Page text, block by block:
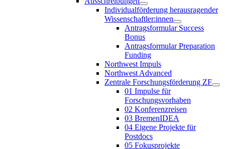
Individualförderung herausragender
Wissenschaftler:innen
Antragsformular Success
Bonus
Antragsformular Preparation
Funding
Northwest Impuls
Northwest Advanced
Zentrale Forschungsförderung ZF
01 Impulse für
Forschungsvorhaben
02 Konferenzreisen
03 BremenIDEA
04 Eigene Projekte für
Postdocs
05 Fokusprojekte